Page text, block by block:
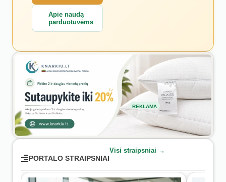
Apie naudą
parduotuvėms
REKLAMA
PORTALO STRAIPSNIAI
Visi straipsniai →